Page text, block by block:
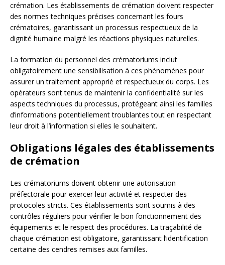
crémation. Les établissements de crémation doivent respecter
des normes techniques précises concernant les fours
crématoires, garantissant un processus respectueux de la
dignité humaine malgré les réactions physiques naturelles.
La formation du personnel des crématoriums inclut
obligatoirement une sensibilisation à ces phénomènes pour
assurer un traitement approprié et respectueux du corps. Les
opérateurs sont tenus de maintenir la confidentialité sur les
aspects techniques du processus, protégeant ainsi les familles
d’informations potentiellement troublantes tout en respectant
leur droit à l’information si elles le souhaitent.
Obligations légales des établissements
de crémation
Les crématoriums doivent obtenir une autorisation
préfectorale pour exercer leur activité et respecter des
protocoles stricts. Ces établissements sont soumis à des
contrôles réguliers pour vérifier le bon fonctionnement des
équipements et le respect des procédures. La traçabilité de
chaque crémation est obligatoire, garantissant l’identification
certaine des cendres remises aux familles.